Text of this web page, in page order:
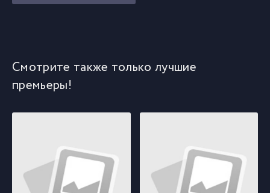
Смотрите также только лучшие
премьеры!